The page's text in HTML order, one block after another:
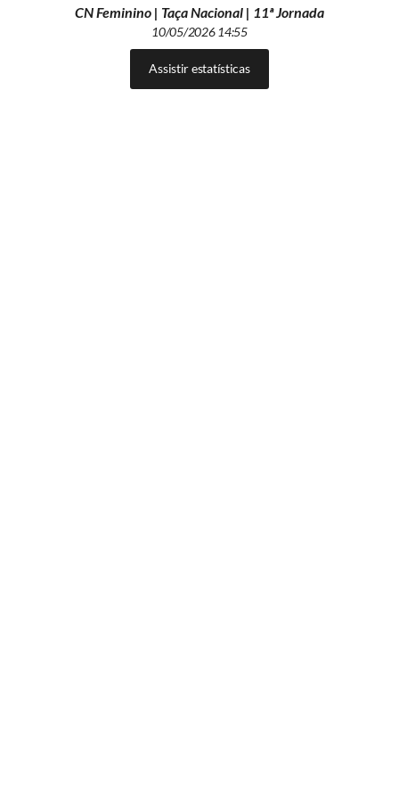
CN Feminino | Taça Nacional | 11ª Jornada
10/05/2026 14:55
Assistir estatísticas